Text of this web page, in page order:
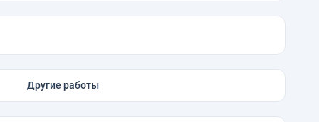
Другие работы